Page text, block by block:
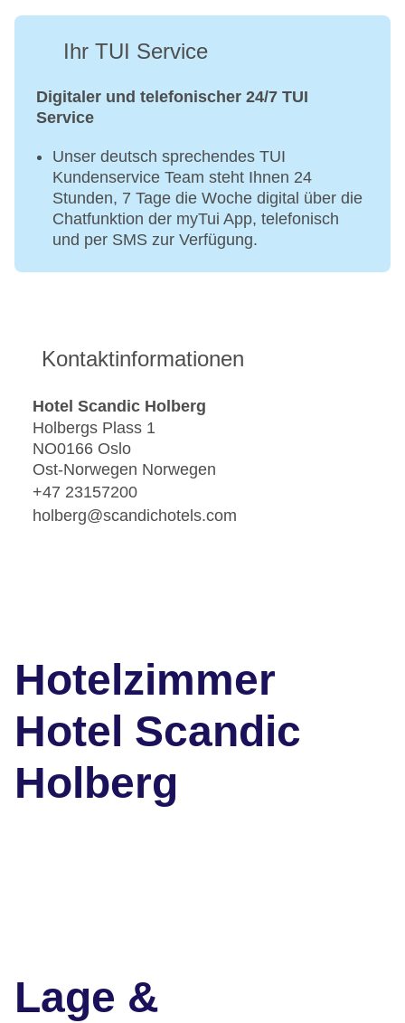
Ihr TUI Service
Digitaler und telefonischer 24/7 TUI
Service
Unser deutsch sprechendes TUI
Kundenservice Team steht Ihnen 24
Stunden, 7 Tage die Woche digital über die
Chatfunktion der myTui App, telefonisch
und per SMS zur Verfügung.
Kontaktinformationen
Hotel Scandic Holberg
Holbergs Plass 1
NO0166 Oslo
Ost-Norwegen Norwegen
+47 23157200
holberg@scandichotels.com
Hotelzimmer
Hotel Scandic
Holberg
Lage &